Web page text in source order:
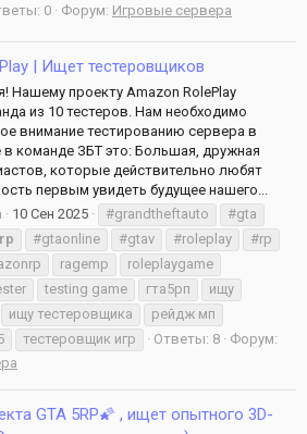
0 Форум: Игровые сервера
| Ищет тестеровщиков
Нашему проекту Amazon RolePlay
из 10 тестеров. Нам необходимо
внимание тестированию сервера в
в команде ЗБТ это: Большая, дружная
которые действительно любят
первым увидеть будущее нашего...
10 Сен 2025 #grandtheftauto
#gta
#gtaonline #gtav #roleplay
#rp
ragemp
roleplaygame
testing game гта5рп
ищу
ищу тестеровщика
рейдж мп
тестеровщик игр Ответы: 8
Форум:
GTA 5RP🌠 , ищет опытного 3D-